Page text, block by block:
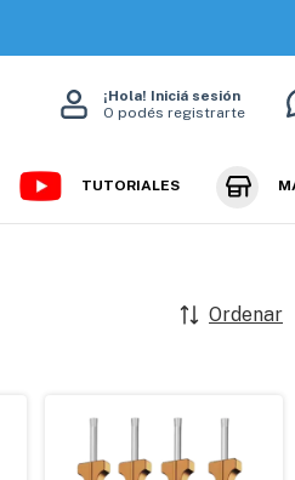
¡Hola! Iniciá sesión
O podés registrarte
TUTORIALES
Ordenar